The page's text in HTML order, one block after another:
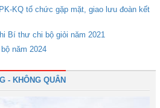
KQ tổ chức gặp mặt, giao lưu đoàn kết
Bí thư chi bộ giỏi năm 2021
năm 2024
- KHÔNG QUÂN